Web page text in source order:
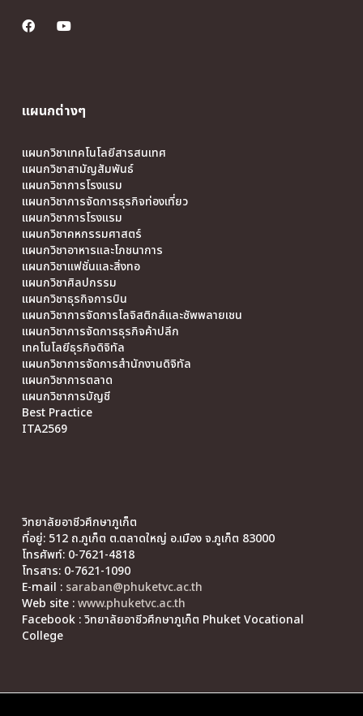
แผนกต่างๆ
แผนกวิชาเทคโนโลยีสารสนเทศ
แผนกวิชาสามัญสัมพันธ์
แผนกวิชาการโรงแรม
แผนกวิชาการจัดการธุรกิจท่องเที่ยว
แผนกวิชาการโรงแรม
แผนกวิชาคหกรรมศาสตร์
แผนกวิชาอาหารและโภชนาการ
แผนกวิชาแฟชั่นและสิ่งทอ
แผนกวิชาศิลปกรรม
แผนกวิชาธุรกิจการบิน
แผนกวิชาการจัดการโลจิสติกส์และซัพพลายเชน
แผนกวิชาการจัดการธุรกิจค้าปลีก
เทคโนโลยีธุรกิจดิจิทัล
แผนกวิชาการจัดการสำนักงานดิจิทัล
แผนกวิชาการตลาด
แผนกวิชาการบัญชี
Best Practice
ITA2569
วิทยาลัยอาชีวศึกษาภูเก็ต
ที่อยู่: 512 ถ.ภูเก็ต ต.ตลาดใหญ่ อ.เมือง จ.ภูเก็ต 83000
โทรศัพท์: 0-7621-4818
โทรสาร: 0-7621-1090
E-mail : saraban@phuketvc.ac.th
Web site :www.phuketvc.ac.th
Facebook : วิทยาลัยอาชีวศึกษาภูเก็ต Phuket Vocational
College